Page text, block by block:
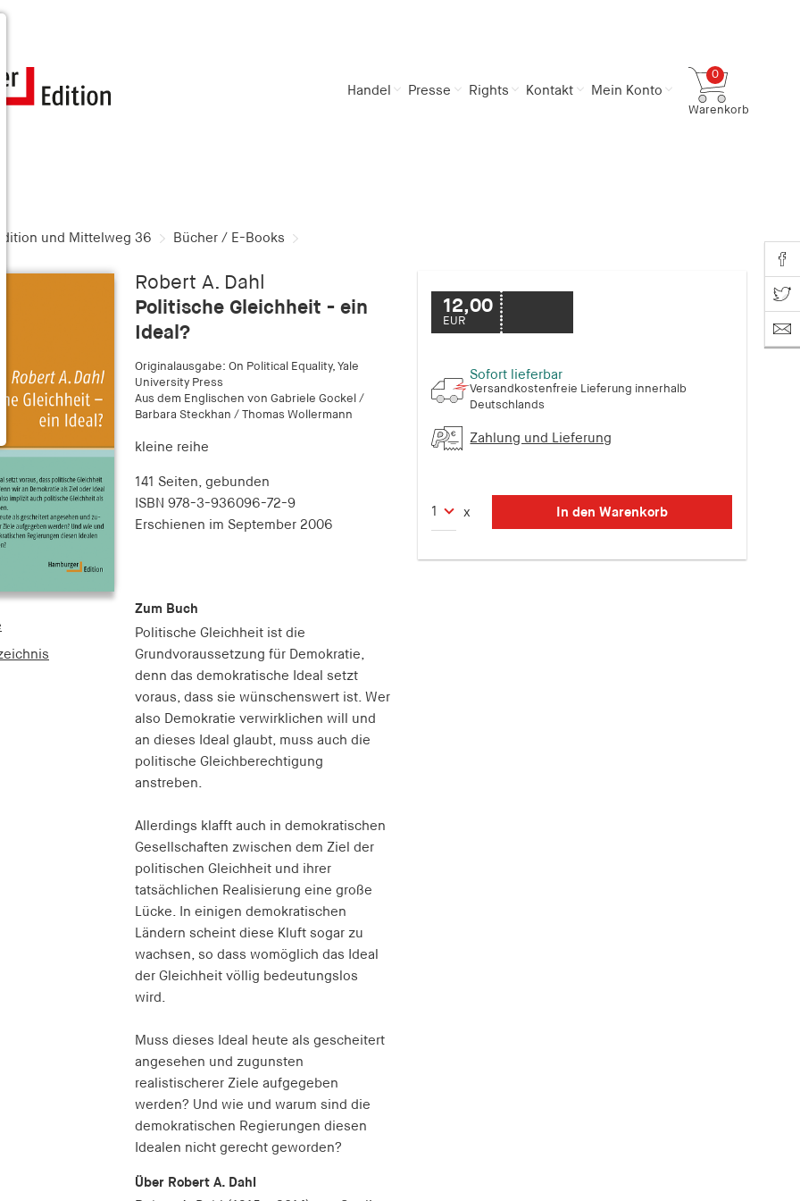
Handel Presse Rights Kontakt Mein Konto
0
Warenkorb
und Mittelweg 36 Bücher / E-Books
Robert A. Dahl
Politische Gleichheit - ein
Ideal?
Originalausgabe: On Political Equality, Yale
University Press
Aus dem Englischen von Gabriele Gockel /
Barbara Steckhan / Thomas Wollermann
kleine reihe
141 Seiten, gebunden
ISBN 978-3-936096-72-9
Erschienen im September 2006
Zum Buch
Politische Gleichheit ist die
Grundvoraussetzung für Demokratie,
denn das demokratische Ideal setzt
voraus, dass sie wünschenswert ist. Wer
also Demokratie verwirklichen will und
an dieses Ideal glaubt, muss auch die
politische Gleichberechtigung
anstreben.
Allerdings klafft auch in demokratischen
Gesellschaften zwischen dem Ziel der
politischen Gleichheit und ihrer
tatsächlichen Realisierung eine große
Lücke. In einigen demokratischen
Ländern scheint diese Kluft sogar zu
wachsen, so dass womöglich das Ideal
der Gleichheit völlig bedeutungslos
wird.
Muss dieses Ideal heute als gescheitert
angesehen und zugunsten
realistischerer Ziele aufgegeben
werden? Und wie und warum sind die
demokratischen Regierungen diesen
Idealen nicht gerecht geworden?
Über Robert A. Dahl
12,00
EUR
Sofort lieferbar
Versandkostenfreie Lieferung innerhalb
Deutschlands
Zahlung und Lieferung
x In den Warenkorb
Share
Share on